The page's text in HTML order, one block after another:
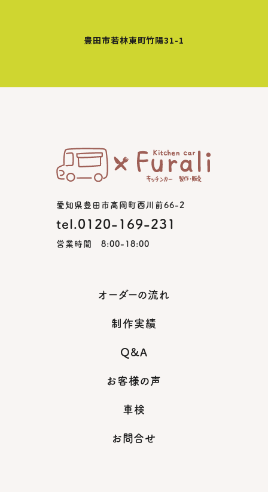
豊田市若林東町竹陽31-1
愛知県豊田市高岡町西川前66-2
tel.0120-169-231
営業時間 8:00-18:00
オーダーの流れ
制作実績
Q&A
お客様の声
車検
お問合せ